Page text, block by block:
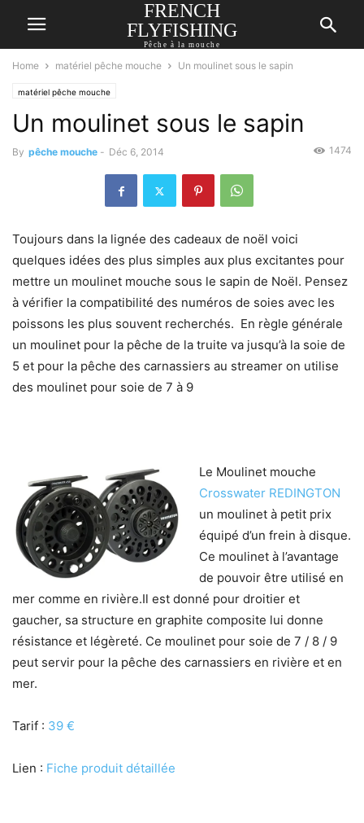
FRENCH
FLYFISHING
Pêche à la mouche
Home matériel pêche mouche Un moulinet sous le sapin
matériel pêche mouche
Un moulinet sous le sapin
By pêche mouche - Déc 6, 2014 1474
Toujours dans la lignée des cadeaux de noël voici
quelques idées des plus simples aux plus excitantes pour
mettre un moulinet mouche sous le sapin de Noël. Pensez
à vérifier la compatibilité des numéros de soies avec les
poissons les plus souvent recherchés. En règle générale
un moulinet pour la pêche de la truite va jusqu’à la soie de
5 et pour la pêche des carnassiers au streamer on utilise
des moulinet pour soie de 7 à 9
Le Moulinet mouche
Crosswater REDINGTON
un moulinet à petit prix
équipé d’un frein à disque.
Ce moulinet à l’avantage
de pouvoir être utilisé en
mer comme en rivière.Il est donné pour droitier et
gaucher, sa structure en graphite composite lui donne
résistance et légèreté. Ce moulinet pour soie de 7 / 8 / 9
peut servir pour la pêche des carnassiers en rivière et en
mer.
Tarif : 39 €
Lien : Fiche produit détaillée